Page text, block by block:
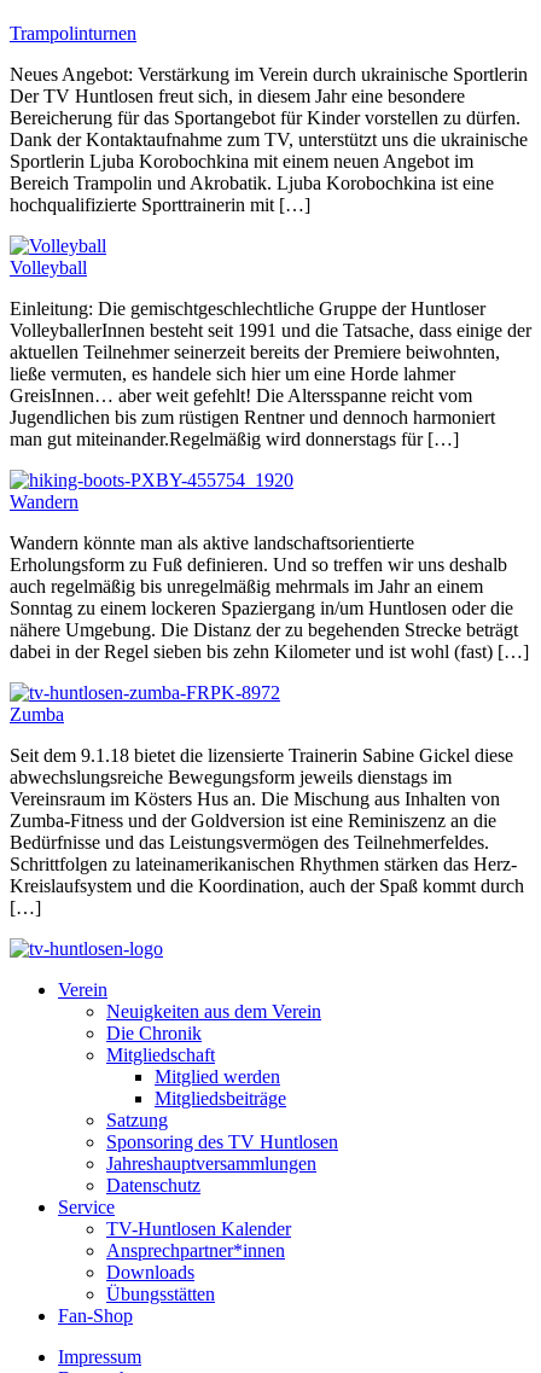
Trampolinturnen
Neues Angebot: Verstärkung im Verein durch ukrainische Sportlerin
Der TV Huntlosen freut sich, in diesem Jahr eine besondere
Bereicherung für das Sportangebot für Kinder vorstellen zu dürfen.
Dank der Kontaktaufnahme zum TV, unterstützt uns die ukrainische
Sportlerin Ljuba Korobochkina mit einem neuen Angebot im
Bereich Trampolin und Akrobatik. Ljuba Korobochkina ist eine
hochqualifizierte Sporttrainerin mit […]
Volleyball
Einleitung: Die gemischtgeschlechtliche Gruppe der Huntloser
VolleyballerInnen besteht seit 1991 und die Tatsache, dass einige der
aktuellen Teilnehmer seinerzeit bereits der Premiere beiwohnten,
ließe vermuten, es handele sich hier um eine Horde lahmer
GreisInnen… aber weit gefehlt! Die Altersspanne reicht vom
Jugendlichen bis zum rüstigen Rentner und dennoch harmoniert
man gut miteinander.Regelmäßig wird donnerstags für […]
Wandern
Wandern könnte man als aktive landschaftsorientierte
Erholungsform zu Fuß definieren. Und so treffen wir uns deshalb
auch regelmäßig bis unregelmäßig mehrmals im Jahr an einem
Sonntag zu einem lockeren Spaziergang in/um Huntlosen oder die
nähere Umgebung. Die Distanz der zu begehenden Strecke beträgt
dabei in der Regel sieben bis zehn Kilometer und ist wohl (fast) […]
Zumba
Seit dem 9.1.18 bietet die lizensierte Trainerin Sabine Gickel diese
abwechslungsreiche Bewegungsform jeweils dienstags im
Vereinsraum im Kösters Hus an. Die Mischung aus Inhalten von
Zumba-Fitness und der Goldversion ist eine Reminiszenz an die
Bedürfnisse und das Leistungsvermögen des Teilnehmerfeldes.
Schrittfolgen zu lateinamerikanischen Rhythmen stärken das Herz-
Kreislaufsystem und die Koordination, auch der Spaß kommt durch
[…]
Verein
Neuigkeiten aus dem Verein
Die Chronik
Mitgliedschaft
Mitglied werden
Mitgliedsbeiträge
Satzung
Sponsoring des TV Huntlosen
Jahreshauptversammlungen
Datenschutz
Service
TV-Huntlosen Kalender
Ansprechpartner*innen
Downloads
Übungsstätten
Fan-Shop
Impressum